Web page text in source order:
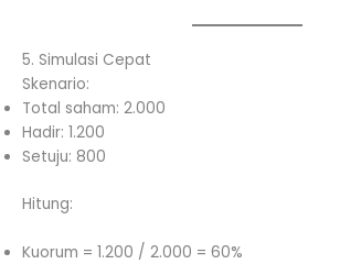
5. Simulasi Cepat
Skenario:
Total saham: 2.000
Hadir: 1.200
Setuju: 800
Hitung:
Kuorum = 1.200 / 2.000 = 60%